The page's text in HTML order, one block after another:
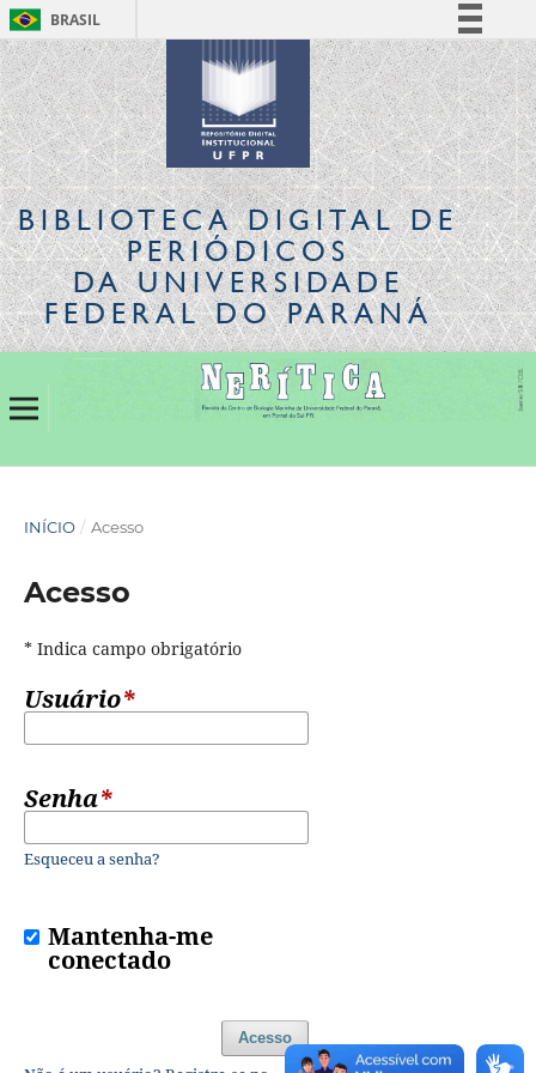
BRASIL
Simplifique!
Comunica BR
Participe
Acesso à informação
Legislação
Canais
BIBLIOTECA DIGITALDE
PERIÓDICOS
DA UNIVERSIDADE
FEDERAL DO PARANÁ
INÍCIO / Acesso
Acesso
* Indica campo obrigatório
Usuário*
Senha*
Esqueceu a senha?
Mantenha-me
conectado
Acesso